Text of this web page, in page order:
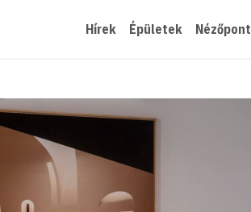
Hírek Épületek Nézőpont